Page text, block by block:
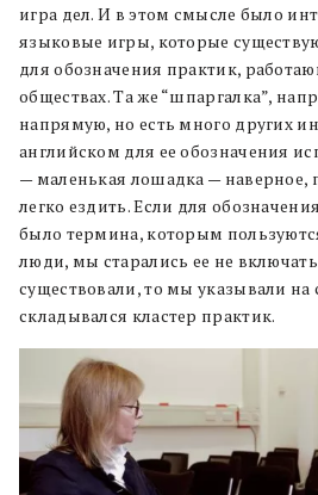
игра дел. И в этом смысле было
языковые игры, которые
для обозначения практик,
обществах. Та же “шпаргалка”,
напрямую, но есть много других
английском для ее обозначения
— маленькая лошадка — наверное,
легко ездить. Если для
было термина, которым
люди, мы старались ее не
существовали, то мы указывали на
складывался кластер практик.